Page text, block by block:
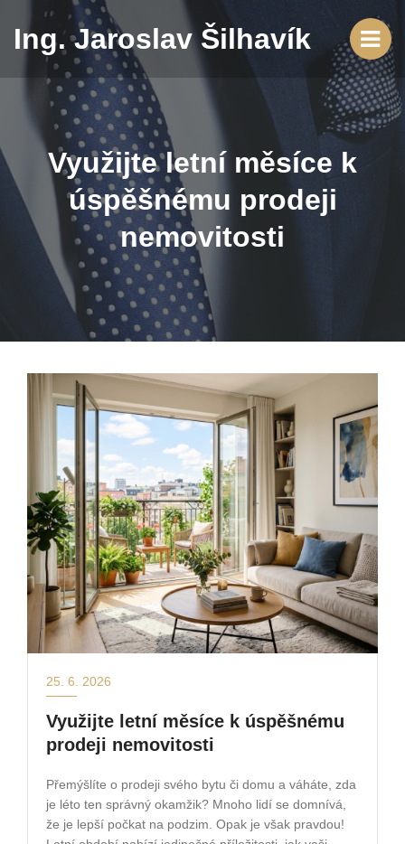
Ing. Jaroslav Šilhavík
Využijte letní měsíce k
úspěšnému prodeji
nemovitosti
25. 6. 2026
Využijte letní měsíce k úspěšnému
prodeji nemovitosti
Přemýšlíte o prodeji svého bytu či domu a váháte, zda
je léto ten správný okamžik? Mnoho lidí se domnívá,
že je lepší počkat na podzim. Opak je však pravdou!